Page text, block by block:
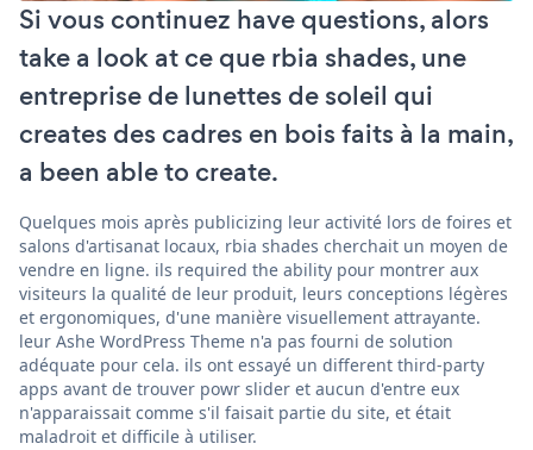
Si vous continuez have questions, alors
take a look at ce que rbia shades, une
entreprise de lunettes de soleil qui
creates des cadres en bois faits à la main,
a been able to create.
Quelques mois après publicizing leur activité lors de foires et
salons d'artisanat locaux, rbia shades cherchait un moyen de
vendre en ligne. ils required the ability pour montrer aux
visiteurs la qualité de leur produit, leurs conceptions légères
et ergonomiques, d'une manière visuellement attrayante.
leur Ashe WordPress Theme n'a pas fourni de solution
adéquate pour cela. ils ont essayé un different third-party
apps avant de trouver powr slider et aucun d'entre eux
n'apparaissait comme s'il faisait partie du site, et était
maladroit et difficile à utiliser.